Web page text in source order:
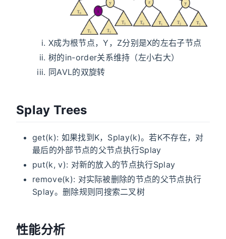
X成为根节点，Y，Z分别是X的左右子节点
树的in-order关系维持（左小右大）
同AVL的双旋转
Splay Trees
get(k): 如果找到K，Splay(k)。若K不存在，对
最后的外部节点的父节点执行Splay
put(k, v): 对新的放入的节点执行Splay
remove(k): 对实际被删除的节点的父节点执行
Splay。删除规则同搜索二叉树
性能分析